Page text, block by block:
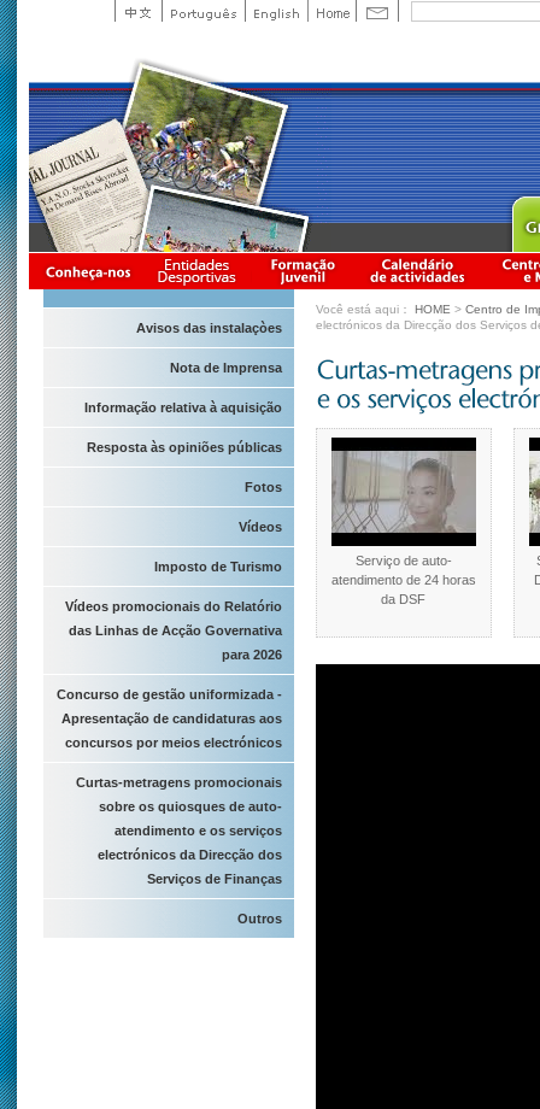
Avisos das instalaçòes
Nota de Imprensa
Informação relativa à aquisição
Resposta às opiniões públicas
Fotos
Vídeos
Imposto de Turismo
Vídeos promocionais do Relatório
das Linhas de Acção Governativa
para 2026
Concurso de gestão uniformizada -
Apresentação de candidaturas aos
concursos por meios electrónicos
Curtas-metragens promocionais
sobre os quiosques de auto-
atendimento e os serviços
electrónicos da Direcção dos
Serviços de Finanças
Outros
Você está aqui： HOME > Centro de
electrónicos da Direcção dos Serviços
Serviço de auto-
atendimento de 24 horas
da DSF